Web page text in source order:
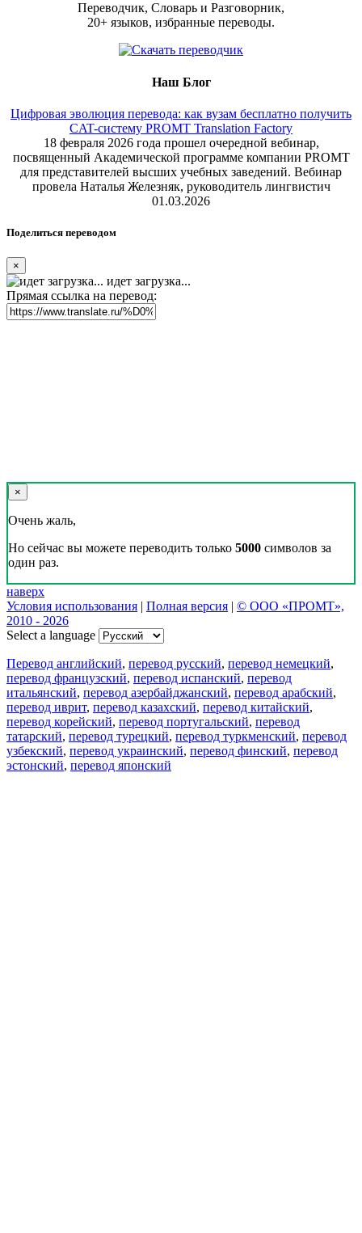
Переводчик, Словарь и Разговорник,
20+ языков, избранные переводы.
Наш Блог
Цифровая эволюция перевода: как вузам бесплатно получить
CAT-систему PROMT Translation Factory
18 февраля 2026 года прошел очередной вебинар,
посвященный Академической программе компании PROMT
для представителей высших учебных заведений. Вебинар
провела Наталья Железняк, руководитель лингвистич
01.03.2026
Поделиться переводом
×
идет загрузка...
Прямая ссылка на перевод:
×
Очень жаль,
Но сейчас вы можете переводить только 5000 символов за
один раз.
наверх
Условия использования | Полная версия | © ООО «ПРОМТ»,
2010 - 2026
Select a language
Перевод английский, перевод русский, перевод немецкий,
перевод французский, перевод испанский, перевод
итальянский, перевод азербайджанский, перевод арабский,
перевод иврит, перевод казахский, перевод китайский,
перевод корейский, перевод португальский, перевод
татарский, перевод турецкий, перевод туркменский, перевод
узбекский, перевод украинский, перевод финский, перевод
эстонский, перевод японский